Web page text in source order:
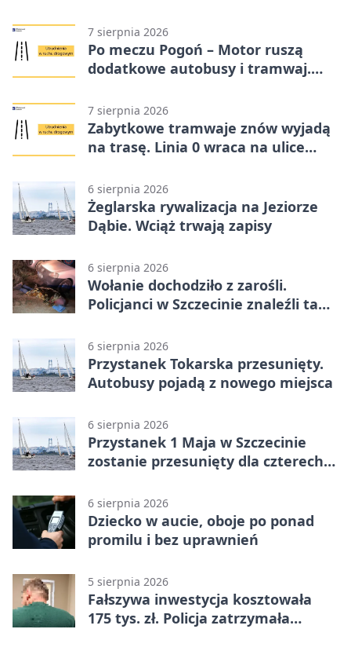
7 sierpnia 2026
Po meczu Pogoń – Motor ruszą
dodatkowe autobusy i tramwaj.
7 sierpnia 2026
Zabytkowe tramwaje znów wyjadą
na trasę. Linia 0 wraca na ulice
6 sierpnia 2026
Żeglarska rywalizacja na Jeziorze
Dąbie. Wciąż trwają zapisy
6 sierpnia 2026
Wołanie dochodziło z zarośli.
Policjanci w Szczecinie znaleźli tam
6 sierpnia 2026
Przystanek Tokarska przesunięty.
Autobusy pojadą z nowego miejsca
6 sierpnia 2026
Przystanek 1 Maja w Szczecinie
zostanie przesunięty dla czterech
6 sierpnia 2026
Dziecko w aucie, oboje po ponad
promilu i bez uprawnień
5 sierpnia 2026
Fałszywa inwestycja kosztowała
175 tys. zł. Policja zatrzymała